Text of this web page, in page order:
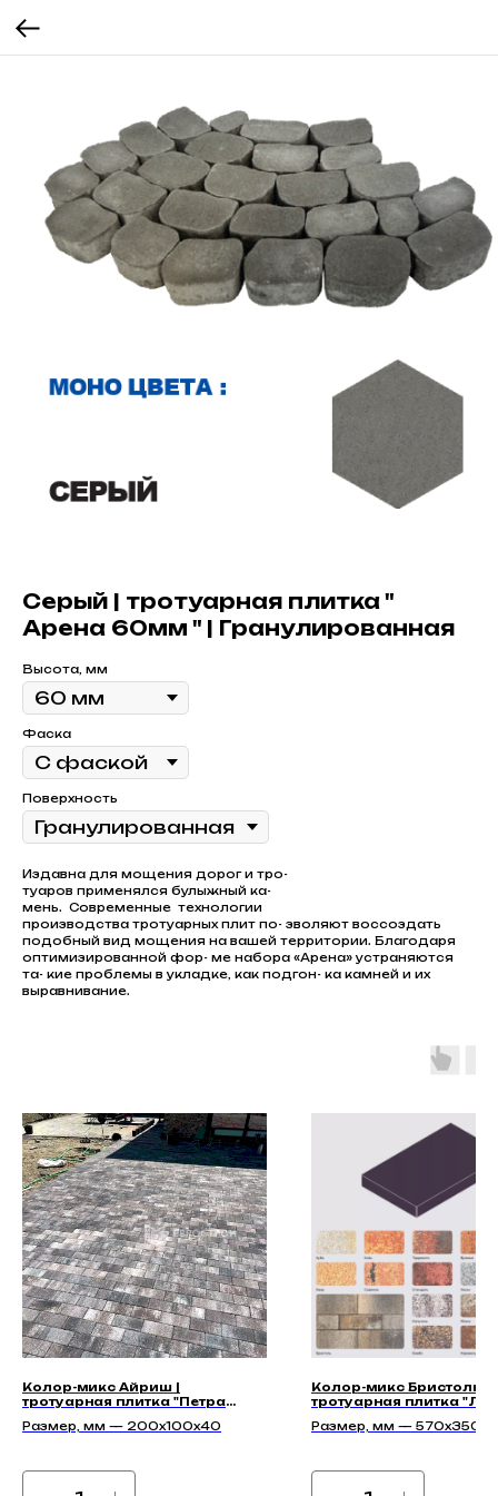
Серый | тротуарная плитка "
Арена 60мм " | Гранулированная
Высота, мм
Фаска
Поверхность
Издавна для мощения дорог и тро-
туаров применялся булыжный ка-
мень. Современные технологии
производства тротуарных плит по- зволяют воссоздать
подобный вид мощения на вашей территории. Благодаря
оптимизированной фор- ме набора «Арена» устраняются
та- кие проблемы в укладке, как подгон- ка камней и их
выравнивание.
Колор-микс Айриш |
тротуарная плитка "Петра
Размер, мм — 200x100x40
Колор-микс Бристоль |
тротуарная плитка
Размер, мм —